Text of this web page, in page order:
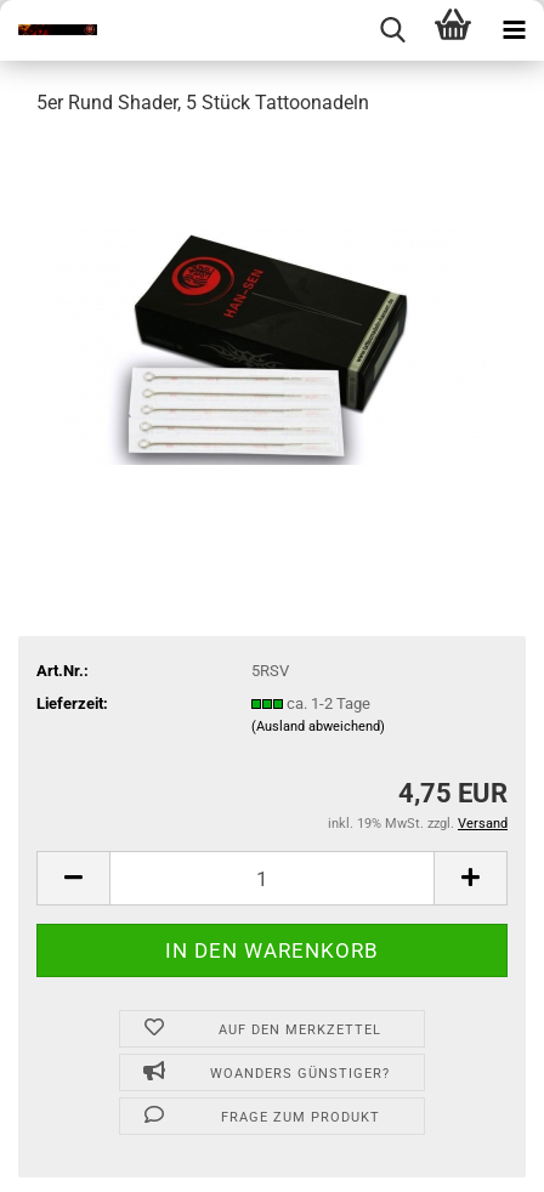
5er Rund Shader, 5 Stück Tattoonadeln
Art.Nr.:
5RSV
Lieferzeit:
ca. 1-2 Tage
(Ausland abweichend)
4,75 EUR
inkl. 19% MwSt. zzgl. Versand
AUF DEN MERKZETTEL
WOANDERS GÜNSTIGER?
FRAGE ZUM PRODUKT